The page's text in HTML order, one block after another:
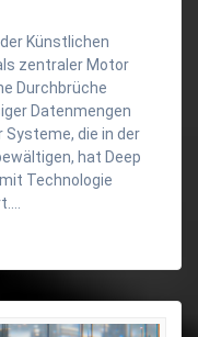
Künstlichen
zentraler Motor
Durchbrüche
Datenmengen
Systeme, die in der
hat Deep
Technologie